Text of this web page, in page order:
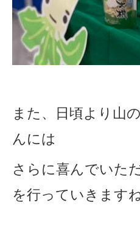
また、日頃より山
んには
さらに喜んでいた
を行っていきます